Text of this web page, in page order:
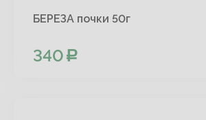
БЕРЕЗА почки 50г
340